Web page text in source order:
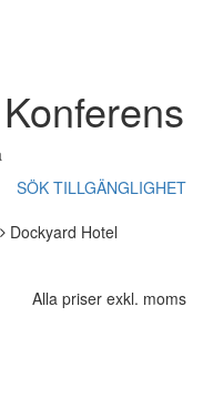
SÖK TILLGÄNGLIGHET
Dockyard Hotel
Alla priser exkl. moms